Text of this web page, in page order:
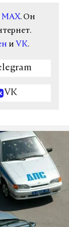
MAX. Он
и VK.
VK